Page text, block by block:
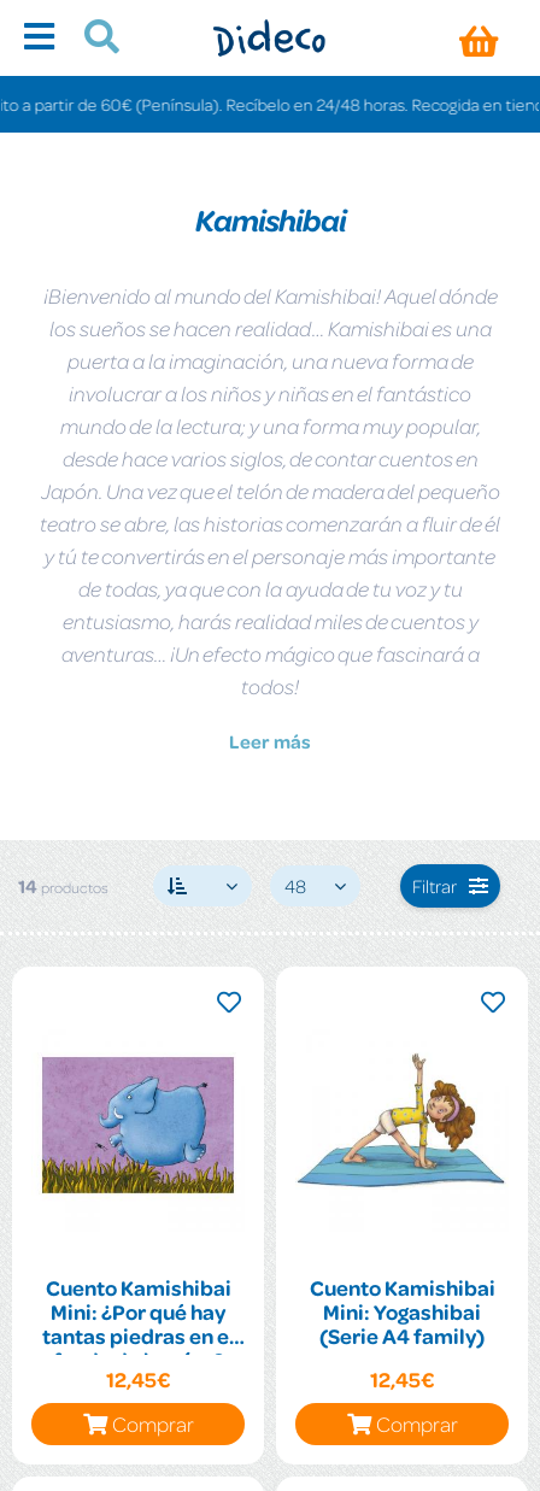
de 60€ (Península). Recíbelo en 24/48 horas. Recogida en tiendas
Kamishibai
¡Bienvenido al mundo del Kamishibai! Aquel dónde
los sueños se hacen realidad… Kamishibai es una
puerta a la imaginación, una nueva forma de
involucrar a los niños y niñas en el fantástico
mundo de la lectura; y una forma muy popular,
desde hace varios siglos, de contar cuentos en
Japón. Una vez que el telón de madera del pequeño
teatro se abre, las historias comenzarán a fluir de él
y tú te convertirás en el personaje más importante
de todas, ya que con la ayuda de tu voz y tu
entusiasmo, harás realidad miles de cuentos y
aventuras… ¡Un efecto mágico que fascinará a
todos!
Leer más
14productos 48 Filtrar
Cuento Kamishibai
Mini: ¿Por qué hay
tantas piedras en el
fondo de los ríos?
(Serie A4 Family)
12,45€
Comprar
Cuento Kamishibai
Mini: Yogashibai
(Serie A4 family)
12,45€
Comprar